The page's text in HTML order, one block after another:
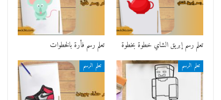
تعلم رسم إبريق الشاي خطوة بخطوة تعلم رسم فأرة بالخطوات
تعلم الرسم تعلم الرسم